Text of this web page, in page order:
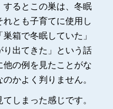
するとこの巣は、冬眠
とも子育てに使用し
箱で冬眠していた」
り出てきた」という話
の例を見たことがな
かよく判りません。
しまった感じです。